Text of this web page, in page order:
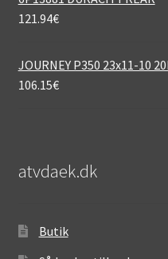
121.94€
JOURNEY P350 23x11-10
106.15€
atvdaek.dk
Butik